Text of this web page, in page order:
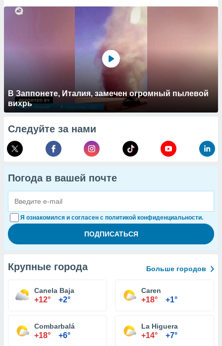
В Заппонете, Италия, замечен огромный пылевой
вихрь
Следуйте за нами
Погода в вашей почте
Я ознакомился и согласен с политикой конфиденциальности.
Крупные города Больше городов
Canela Baja
+12° +2°
Caren
+18° +1°
Combarbalá
+18° +6°
La Higuera
+14° +7°